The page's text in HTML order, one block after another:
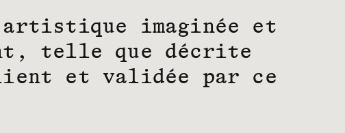
imaginée et
telle que décrite
et validée par ce